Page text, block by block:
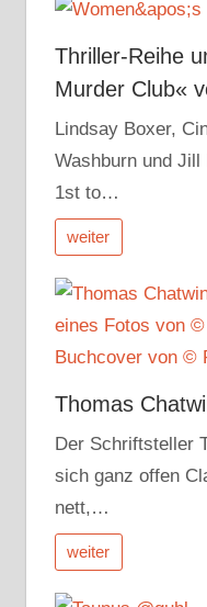
Thriller-Reihe
Murder Club«
Lindsay Boxer,
Washburn und
1st to…
weiter
Thomas
Der Schriftsteller
sich ganz offen
nett,…
weiter